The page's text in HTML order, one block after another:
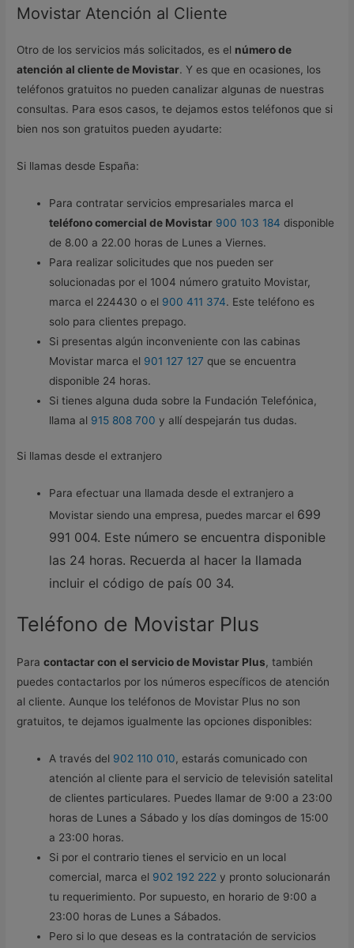
Movistar Atención al Cliente
Otro de los servicios más solicitados, es el número de
atención al cliente de Movistar. Y es que en ocasiones, los
teléfonos gratuitos no pueden canalizar algunas de nuestras
consultas. Para esos casos, te dejamos estos teléfonos que si
bien nos son gratuitos pueden ayudarte:
Si llamas desde España:
Para contratar servicios empresariales marca el
teléfono comercial de Movistar 900 103 184 disponible
de 8.00 a 22.00 horas de Lunes a Viernes.
Para realizar solicitudes que nos pueden ser
solucionadas por el 1004 número gratuito Movistar,
marca el 224430 o el 900 411 374. Este teléfono es
solo para clientes prepago.
Si presentas algún inconveniente con las cabinas
Movistar marca el 901 127 127 que se encuentra
disponible 24 horas.
Si tienes alguna duda sobre la Fundación Telefónica,
llama al 915 808 700 y allí despejarán tus dudas.
Si llamas desde el extranjero
Para efectuar una llamada desde el extranjero a
Movistar siendo una empresa, puedes marcar el 699
991 004. Este número se encuentra disponible
las 24 horas. Recuerda al hacer la llamada
incluir el código de país 00 34.
Teléfono de Movistar Plus
Paracontactar con el servicio de Movistar Plus, también
puedes contactarlos por los números específicos de atención
al cliente. Aunque los teléfonos de Movistar Plus no son
gratuitos, te dejamos igualmente las opciones disponibles:
A través del 902 110 010, estarás comunicado con
atención al cliente para el servicio de televisión satelital
de clientes particulares. Puedes llamar de 9:00 a 23:00
horas de Lunes a Sábado y los días domingos de 15:00
a 23:00 horas.
Si por el contrario tienes el servicio en un local
comercial, marca el 902 192 222 y pronto solucionarán
tu requerimiento. Por supuesto, en horario de 9:00 a
23:00 horas de Lunes a Sábados.
Pero si lo que deseas es la contratación de servicios